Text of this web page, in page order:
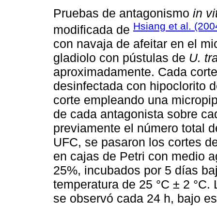
Pruebas de antagonismo in
modificada de Hsiang et al.
con navaja de afeitar en el
gladiolo con pústulas de U.
aproximadamente. Cada
desinfectada con hipoclorito
corte empleando una
de cada antagonista sobre
previamente el número total
UFC, se pasaron los cortes
en cajas de Petri con medio
25%, incubados por 5 días
temperatura de 25 °C ± 2
se observó cada 24 h, bajo